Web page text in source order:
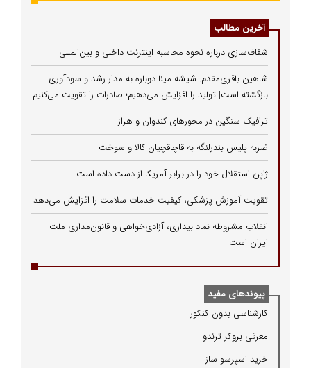
آخرین مطالب
شفاف‌سازی درباره نحوه محاسبه اینترنت داخلی و بین‌المللی
شاهین باقری‌مقدم: شیشه مینا دوباره به مدار رشد و سودآوری
بازگشته است| تولید را افزایش می‌دهیم؛ صادرات را تقویت می‌کنیم
ترافیک سنگین در محورهای کندوان و هراز
ضربه پلیس بندرلنگه به قاچاقچیان کالا و سوخت
ژاپن استقلال خود را در برابر آمریکا از دست داده است
تقویت آموزش پزشکی، کیفیت خدمات سلامت را افزایش می‌دهد
انقلاب مشروطه نماد بیداری، آزادی‌خواهی و قانون‌مداری ملت
ایران است
پیوندهای مفید
كارشناسی بدون كنكور
معرفی بروكر ترندو
خرید اسپرسو ساز